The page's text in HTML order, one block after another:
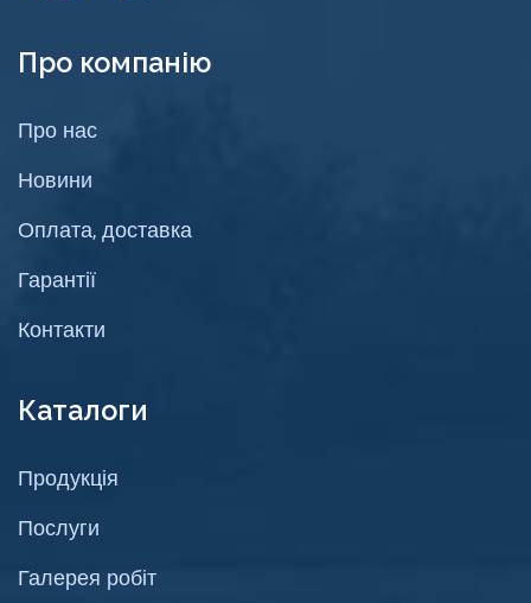
Про компанію
Про нас
Новини
Оплата, доставка
Гарантії
Контакти
Каталоги
Продукція
Послуги
Галерея робіт